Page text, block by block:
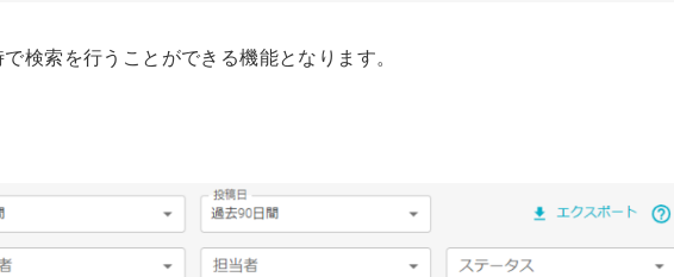
検索を行うことができる機能となります。